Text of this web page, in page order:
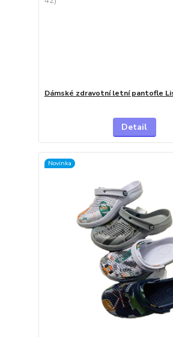
Dámské zdravotní letní pantofle
Detail
Novinka